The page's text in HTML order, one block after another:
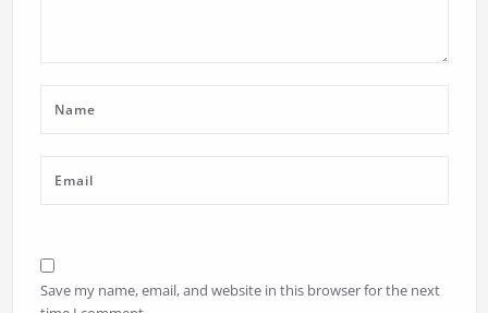
Save my name, email, and website in this browser for the next